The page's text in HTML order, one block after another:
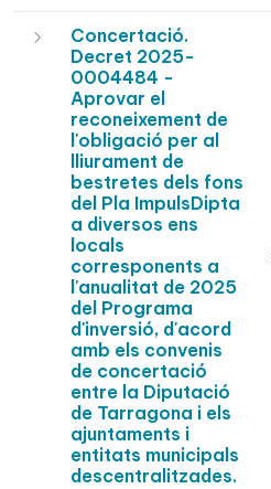
Concertació.
Decret 2025-
0004484 -
Aprovar el
reconeixement de
l'obligació per al
lliurament de
bestretes dels fons
del Pla ImpulsDipta
a diversos ens
locals
corresponents a
l'anualitat de 2025
del Programa
d'inversió, d'acord
amb els convenis
de concertació
entre la Diputació
de Tarragona i els
ajuntaments i
entitats municipals
descentralitzades.